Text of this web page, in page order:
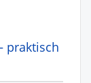
praktisch